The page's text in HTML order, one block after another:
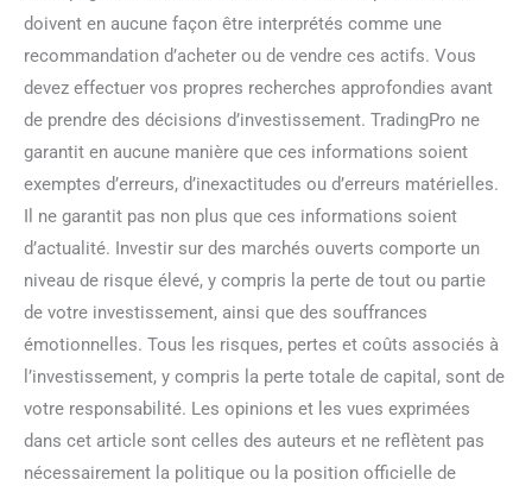
doivent en aucune façon être interprétés comme une
recommandation d’acheter ou de vendre ces actifs. Vous
devez effectuer vos propres recherches approfondies avant
de prendre des décisions d’investissement. TradingPro ne
garantit en aucune manière que ces informations soient
exemptes d’erreurs, d’inexactitudes ou d’erreurs matérielles.
Il ne garantit pas non plus que ces informations soient
d’actualité. Investir sur des marchés ouverts comporte un
niveau de risque élevé, y compris la perte de tout ou partie
de votre investissement, ainsi que des souffrances
émotionnelles. Tous les risques, pertes et coûts associés à
l’investissement, y compris la perte totale de capital, sont de
votre responsabilité. Les opinions et les vues exprimées
dans cet article sont celles des auteurs et ne reflètent pas
nécessairement la politique ou la position officielle de